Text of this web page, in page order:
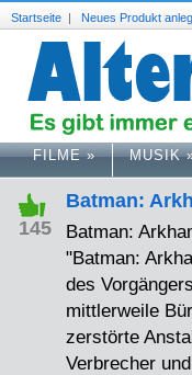
Startseite | Neues Produkt
FILME» MUSIK
145
Batman:
Batman:
"Batman:
des
mittlerweile
zerstörte
Verbrecher